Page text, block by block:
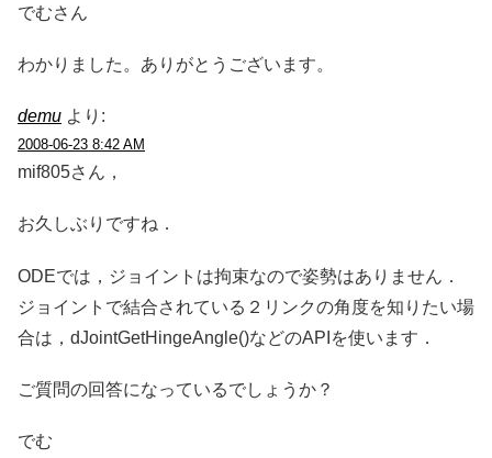
でむさん
わかりました。ありがとうございます。
demu より:
2008-06-23 8:42 AM
mif805さん，
お久しぶりですね．
ODEでは，ジョイントは拘束なので姿勢はありません．
ジョイントで結合されている２リンクの角度を知りたい場
合は，dJointGetHingeAngle()などのAPIを使います．
ご質問の回答になっているでしょうか？
でむ